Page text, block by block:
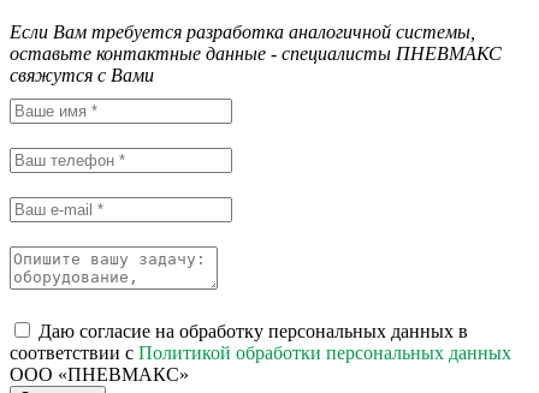
Если Вам требуется разработка аналогичной системы,
оставьте контактные данные - специалисты ПНЕВМАКС
свяжутся с Вами
Даю согласие на обработку персональных данных в
соответствии с Политикой обработки персональных данных
ООО «ПНЕВМАКС»